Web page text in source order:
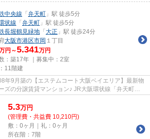
中央線 「 弁天町 」駅 徒歩5分
状線 「 弁天町 」駅 徒歩5分
長堀鶴見緑地 「 大正 」駅 徒歩24分
大阪市港区市岡 １丁目
円～5.341万円
：築17年 ｜募集中： 2室
11階建
年9月築の【エステムコート大阪ベイエリア】最新物
ズの分譲賃貸マンション♪ JR大阪環状線「弁天町
5.3万円
(管理費・共益費 10,210円)
敷：0ヶ月｜礼：0ヶ月
所在階：7階